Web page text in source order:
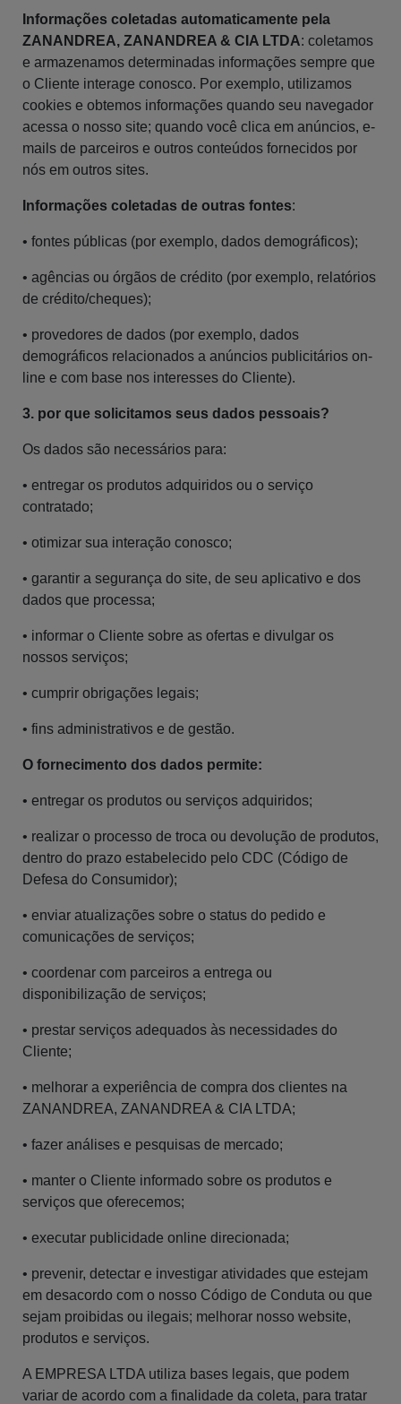
Informações coletadas automaticamente pela
ZANANDREA, ZANANDREA & CIA LTDA: coletamos
e armazenamos determinadas informações sempre que
o Cliente interage conosco. Por exemplo, utilizamos
cookies e obtemos informações quando seu navegador
acessa o nosso site; quando você clica em anúncios, e-
mails de parceiros e outros conteúdos fornecidos por
nós em outros sites.
Informações coletadas de outras fontes:
• fontes públicas (por exemplo, dados demográficos);
• agências ou órgãos de crédito (por exemplo, relatórios
de crédito/cheques);
• provedores de dados (por exemplo, dados
demográficos relacionados a anúncios publicitários on-
line e com base nos interesses do Cliente).
3. por que solicitamos seus dados pessoais?
Os dados são necessários para:
• entregar os produtos adquiridos ou o serviço
contratado;
• otimizar sua interação conosco;
• garantir a segurança do site, de seu aplicativo e dos
dados que processa;
• informar o Cliente sobre as ofertas e divulgar os
nossos serviços;
• cumprir obrigações legais;
• fins administrativos e de gestão.
O fornecimento dos dados permite:
• entregar os produtos ou serviços adquiridos;
• realizar o processo de troca ou devolução de produtos,
dentro do prazo estabelecido pelo CDC (Código de
Defesa do Consumidor);
• enviar atualizações sobre o status do pedido e
comunicações de serviços;
• coordenar com parceiros a entrega ou
disponibilização de serviços;
• prestar serviços adequados às necessidades do
Cliente;
• melhorar a experiência de compra dos clientes na
ZANANDREA, ZANANDREA & CIA LTDA;
• fazer análises e pesquisas de mercado;
• manter o Cliente informado sobre os produtos e
serviços que oferecemos;
• executar publicidade online direcionada;
• prevenir, detectar e investigar atividades que estejam
em desacordo com o nosso Código de Conduta ou que
sejam proibidas ou ilegais; melhorar nosso website,
produtos e serviços.
A EMPRESA LTDA utiliza bases legais, que podem
variar de acordo com a finalidade da coleta, para tratar